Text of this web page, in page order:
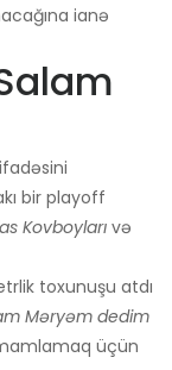
ianə
bir playoff
Kovboyları və
toxunuşu atdı
Məryəm dedim
üçün